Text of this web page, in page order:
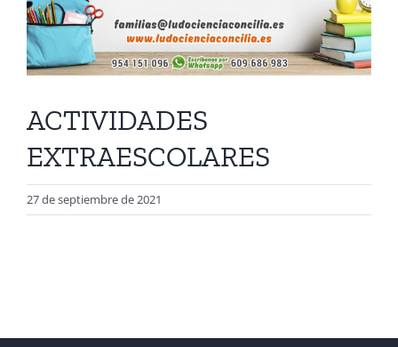
ACTIVIDADES
EXTRAESCOLARES
27 de septiembre de 2021